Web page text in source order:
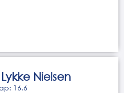
Nielsen
16.6